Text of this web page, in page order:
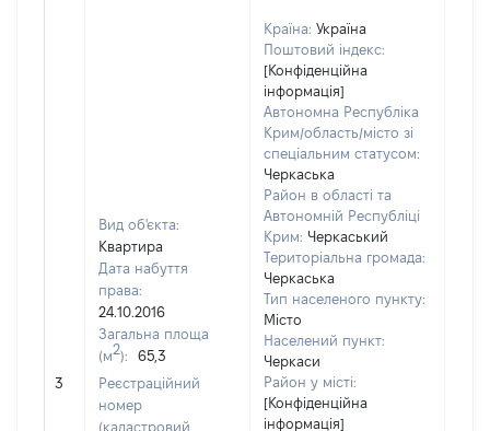
3
Вид об'єкта:
Квартира
Дата набуття
права:
24.10.2016
Загальна площа
(м2):
65,3
Реєстраційний
номер
(кадастровий
Країна: Україна
Поштовий індекс:
[Конфіденційна
інформація]
Автономна Республіка
Крим/область/місто зі
спеціальним статусом:
Черкаська
Район в області та
Автономній Республіці
Крим: Черкаський
Територіальна громада:
Черкаська
Тип населеного пункту:
Місто
Населений пункт:
Черкаси
Район у місті:
[Конфіденційна
інформація]